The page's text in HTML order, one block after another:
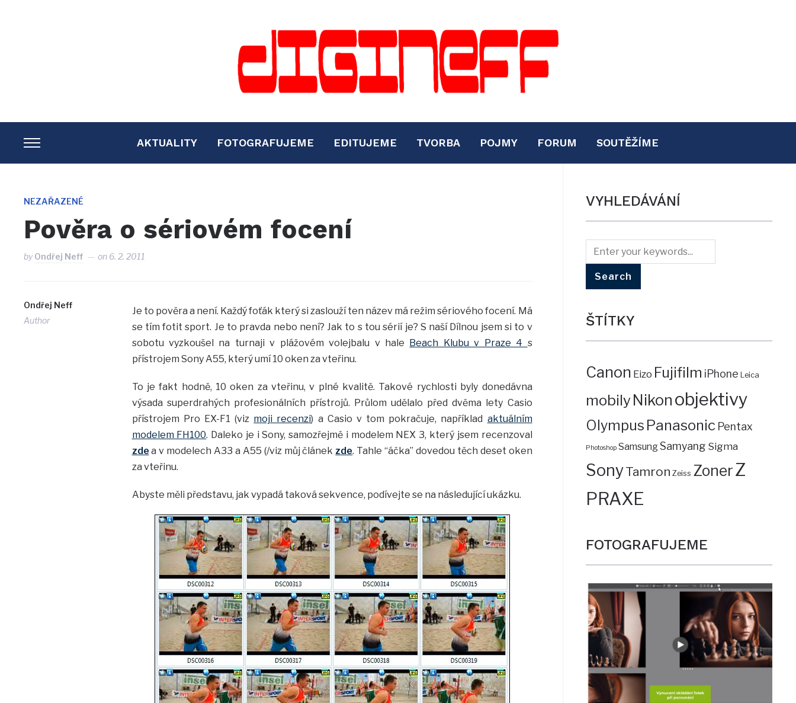
TOGGLE
SIDEBAR
NAVIGATION
AKTUALITY FOTOGRAFUJEME EDITUJEME TVORBA POJMY FORUM SOUTĚŽÍME
NEZAŘAZENÉ
Pověra o sériovém focení
byOndřej Neff on 6. 2. 2011
Ondřej Neff
Author
Je to pověra a není. Každý foťák který si zaslouží ten název má režim sériového focení. Má
se tím fotit sport. Je to pravda nebo není? Jak to s tou sérií je? S naší Dílnou jsem si to v
sobotu vyzkoušel na turnaji v plážovém volejbalu v hale Beach Klubu v Praze 4 s
přístrojem Sony A55, který umí 10 oken za vteřinu.
To je fakt hodně, 10 oken za vteřinu, v plné kvalitě. Takové rychlosti byly donedávna
výsada superdrahých profesionálních přístrojů. Průlom udělalo před dvěma lety Casio
přístrojem Pro EX-F1 (viz moji recenzi) a Casio v tom pokračuje, například aktuálním
modelem FH100. Daleko je i Sony, samozřejmě i modelem NEX 3, který jsem recenzoval
zde a v modelech A33 a A55 (/viz můj článek zde. Tahle “áčka” dovedou těch deset oken
za vteřinu.
Abyste měli představu, jak vypadá taková sekvence, podívejte se na následující ukázku.
VYHLEDÁVÁNÍ
ŠTÍTKY
Canon Eizo Fujifilm iPhone Leica
mobilyNikon objektivy
Olympus Panasonic Pentax
Photoshop SamsungSamyang Sigma
SonyTamron Zeiss ZonerZ
PRAXE
FOTOGRAFUJEME